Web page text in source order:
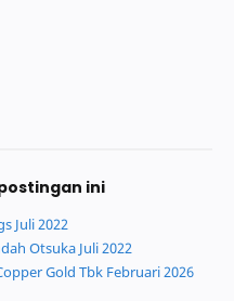
ini
Juli 2022
Otsuka Juli 2022
Gold Tbk Februari 2026